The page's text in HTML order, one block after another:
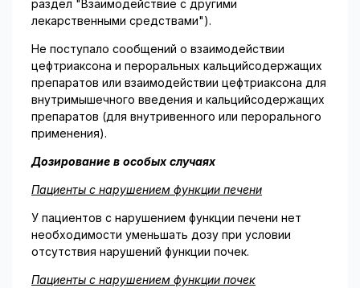
раздел "Взаимодействие с другими
лекарственными средствами").
Не поступало сообщений о взаимодействии
цефтриаксона и пероральных кальцийсодержащих
препаратов или взаимодействии цефтриаксона для
внутримышечного введения и кальцийсодержащих
препаратов (для внутривенного или перорального
применения).
Дозирование в особых случаях
Пациенты с нарушением функции печени
У пациентов с нарушением функции печени нет
необходимости уменьшать дозу при условии
отсутствия нарушений функции почек.
Пациенты с нарушением функции почек